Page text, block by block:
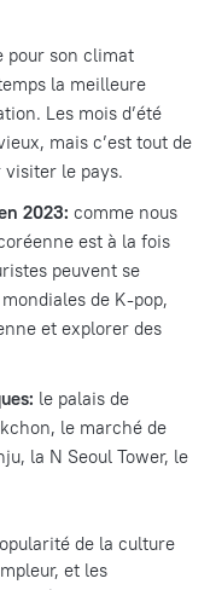
pour son climat
la meilleure
Les mois d’été
mais c’est tout de
visiter le pays.
2023: comme nous
est à la fois
peuvent se
de K-pop,
et explorer des
le palais de
le marché de
la N Seoul Tower, le
de la culture
et les